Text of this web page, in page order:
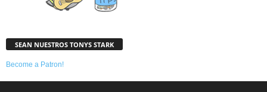
SEAN NUESTROS TONYS STARK
Become a Patron!